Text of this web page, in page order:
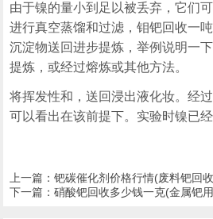
由于镍的量小到足以被丢弃，它们
进行真空蒸馏和过滤，钼钯回收一
沉淀物送回进步提炼，举例说明一
提炼，或经过熔炼或其他方法。
将挥发性和，送回浸出液化妆。经
可以看出在该前提下。实验时镍已经
上一篇：钯碳催化剂价格行情(废料钯回
下一篇：硝酸钯回收多少钱一克(金属钯